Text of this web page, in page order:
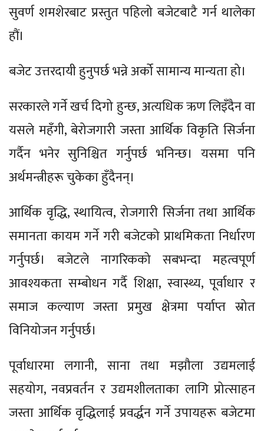
सुवर्ण शमशेरबाट प्रस्तुत पहिलो बजेटबाटै गर्न थालेका
हौं।
बजेट उत्तरदायी हुनुपर्छ भन्ने अर्को सामान्य मान्यता हो।
सरकारले गर्ने खर्च दिगो हुन्छ, अत्यधिक ऋण लिइँदैन वा
यसले महँगी, बेरोजगारी जस्ता आर्थिक विकृति सिर्जना
गर्दैन भनेर सुनिश्चित गर्नुपर्छ भनिन्छ। यसमा पनि
अर्थमन्त्रीहरू चुकेका हुँदैनन्।
आर्थिक वृद्धि, स्थायित्व, रोजगारी सिर्जना तथा आर्थिक
समानता कायम गर्ने गरी बजेटको प्राथमिकता निर्धारण
गर्नुपर्छ। बजेटले नागरिकको सबभन्दा महत्वपूर्ण
आवश्यकता सम्बोधन गर्दै शिक्षा, स्वास्थ्य, पूर्वाधार र
समाज कल्याण जस्ता प्रमुख क्षेत्रमा पर्याप्त स्रोत
विनियोजन गर्नुपर्छ।
पूर्वाधारमा लगानी, साना तथा मझौला उद्यमलाई
सहयोग, नवप्रवर्तन र उद्यमशीलताका लागि प्रोत्साहन
जस्ता आर्थिक वृद्धिलाई प्रवर्द्धन गर्ने उपायहरू बजेटमा